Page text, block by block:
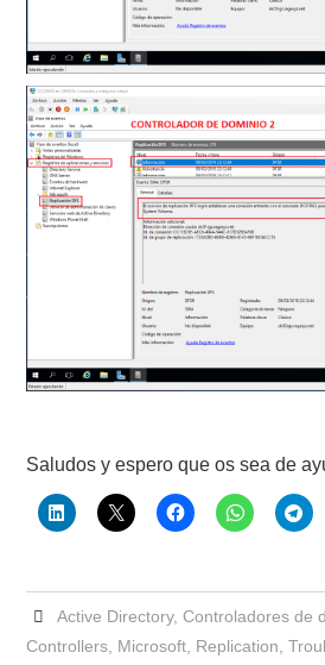
Saludos y espero que os sea de
Active Directory, Controladores de
Controllers, Microsoft, Replication,